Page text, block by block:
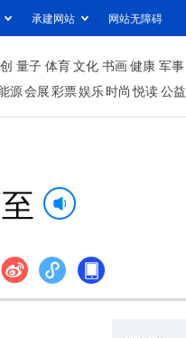
承建网站 网站无障碍
量子 体育文化 书画健康 军事
源会展彩票娱乐时尚 悦读公益